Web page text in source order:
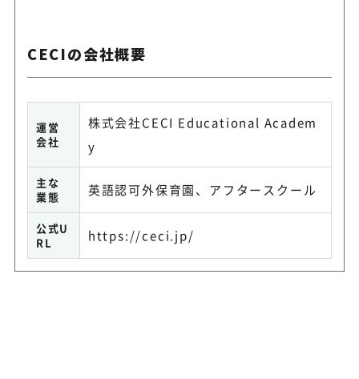
CECIの会社概要
運営
会社
株式会社CECI Educational Academ
y
主な
業態
英語認可外保育園、アフタースクール
公式U
RL
https://ceci.jp/